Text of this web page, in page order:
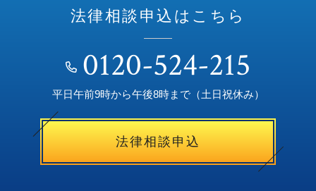
法律相談申込はこちら
0120-524-215
平日午前9時から午後8時まで（土日祝休み）
法律相談申込